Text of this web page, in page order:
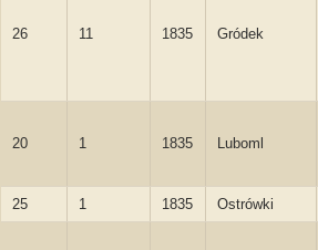
26 11 1835 Gródek
20 1 1835 Luboml
25 1 1835 Ostrówki